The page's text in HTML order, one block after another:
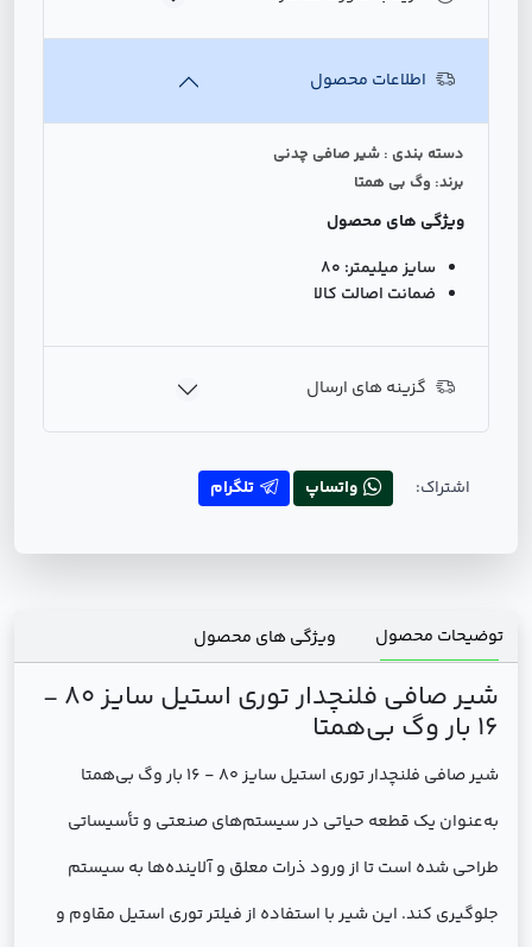
اطلاعات محصول
دسته بندی : شير صافي چدنی
برند: وگ بی همتا
ویژگی های محصول
سایز میلیمتر: 80
ضمانت اصالت کالا
گزینه های ارسال
اشتراک: واتساپ تلگرام
توضیحات محصول ویژگی های محصول
شیر صافی فلنچدار توری استیل سایز 80 -
16 بار وگ بی‌همتا
شیر صافی فلنچدار توری استیل سایز 80 - 16 بار وگ بی‌همتا
به‌عنوان یک قطعه حیاتی در سیستم‌های صنعتی و تأسیساتی
طراحی شده است تا از ورود ذرات معلق و آلاینده‌ها به سیستم
جلوگیری کند. این شیر با استفاده از فیلتر توری استیل مقاوم و